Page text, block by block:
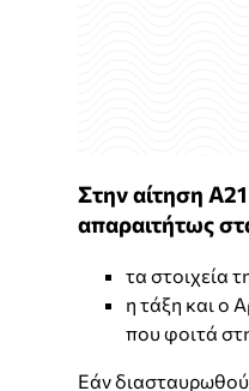
Στην αίτηση
απαραιτήτως
τα στοιχεία
η τάξη και ο
που φοιτά
Εάν